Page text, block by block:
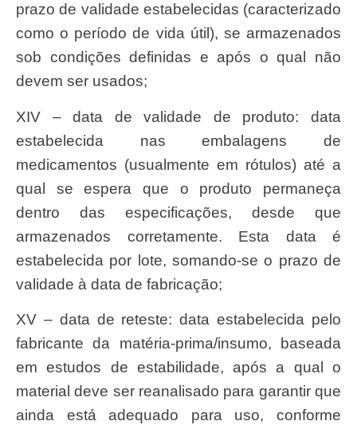
prazo de validade estabelecidas (caracterizado
como o período de vida útil), se armazenados
sob condições definidas e após o qual não
devem ser usados;
XIV – data de validade de produto: data
estabelecida nas embalagens de
medicamentos (usualmente em rótulos) até a
qual se espera que o produto permaneça
dentro das especificações, desde que
armazenados corretamente. Esta data é
estabelecida por lote, somando-se o prazo de
validade à data de fabricação;
XV – data de reteste: data estabelecida pelo
fabricante da matéria-prima/insumo, baseada
em estudos de estabilidade, após a qual o
material deve ser reanalisado para garantir que
ainda está adequado para uso, conforme